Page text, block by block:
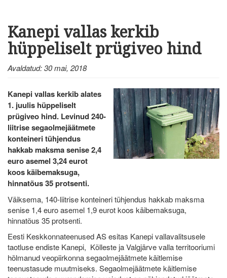
Kanepi vallas kerkib
hüppeliselt prügiveo hind
Avaldatud: 30 mai, 2018
Kanepi vallas kerkib alates
1. juulis hüppeliselt
prügiveo hind. Levinud 240-
liitrise segaolmejäätmete
konteineri tühjendus
hakkab maksma senise 2,4
euro asemel 3,24 eurot
koos käibemaksuga,
hinnatõus 35 protsenti.
Väiksema, 140-liitrise konteineri tühjendus hakkab maksma
senise 1,4 euro asemel 1,9 eurot koos käibemaksuga,
hinnatõus 35 protsenti.
Eesti Keskkonnateenused AS esitas Kanepi vallavalitsusele
taotluse endiste Kanepi, Kõlleste ja Valgjärve valla territooriumi
hõlmanud veopiirkonna segaolmejäätmete käitlemise
teenustasude muutmiseks. Segaolmejäätmete käitlemise